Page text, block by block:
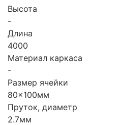
Высота
-
Длина
4000
Материал каркаса
-
Размер ячейки
80x100мм
Пруток, диаметр
2.7мм